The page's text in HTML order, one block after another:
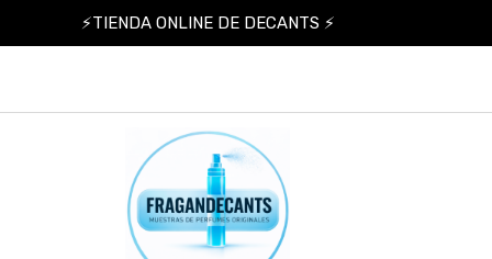
⚡TIENDA ONLINE DE DECANTS ⚡